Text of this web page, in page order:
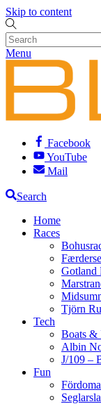
Skip to content
Menu
Facebook
YouTube
Mail
Search
Home
Races
Gotland
Tjörn
Tech
Boats &
Albin
J/109 –
Fun